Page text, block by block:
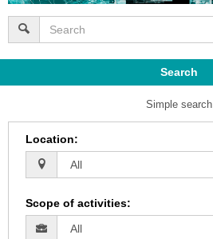
Search
Simple search
Location:
Scope of activities: